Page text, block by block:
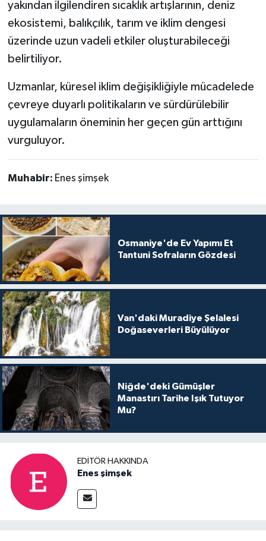
yakından ilgilendiren sıcaklık artışlarının, deniz
ekosistemi, balıkçılık, tarım ve iklim dengesi
üzerinde uzun vadeli etkiler oluşturabileceği
belirtiliyor.
Uzmanlar, küresel iklim değişikliğiyle mücadelede
çevreye duyarlı politikaların ve sürdürülebilir
uygulamaların öneminin her geçen gün arttığını
vurguluyor.
Muhabir: Enes şimşek
Osmaniye'de Ev Yapımı Et
Tantuni Sofraların Gözdesi
Van'daki Muradiye Şelalesi
Doğaseverleri Büyülüyor
Niğde'deki Gümüşler
Manastırı Tarihe Işık Tutuyor
Mu?
EDITÖR HAKKINDA
Enes şimşek